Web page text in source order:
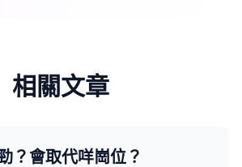
相關文章
？會取代咩崗位？